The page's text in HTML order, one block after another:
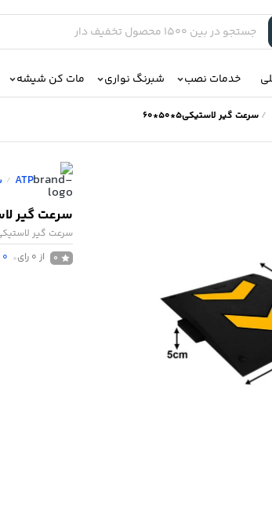
خدمات نصب شبرنگ نواری مات کن شیشه
/سرعت گیر لاستیکی5*50*60
ATP
/
سرعت گیر
سرعت گیر
0 از 0 رای 0